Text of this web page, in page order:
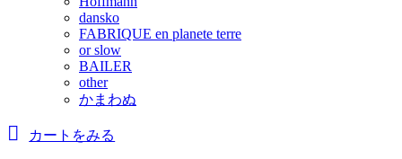
dansko
FABRIQUE en planete terre
or slow
BAILER
other
かまわぬ
カートをみる